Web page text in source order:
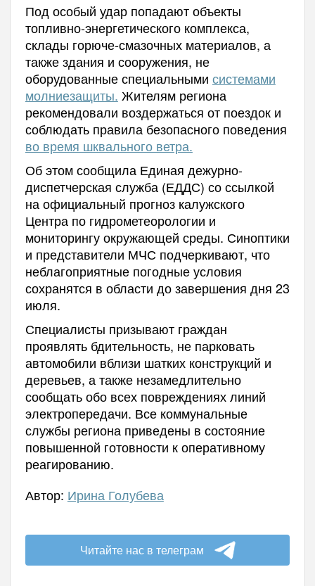
Под особый удар попадают объекты
топливно-энергетического комплекса,
склады горюче-смазочных материалов, а
также здания и сооружения, не
оборудованные специальными системами
молниезащиты. Жителям региона
рекомендовали воздержаться от поездок и
соблюдать правила безопасного поведения
во время шквального ветра.
Об этом сообщила Единая дежурно-
диспетчерская служба (ЕДДС) со ссылкой
на официальный прогноз калужского
Центра по гидрометеорологии и
мониторингу окружающей среды. Синоптики
и представители МЧС подчеркивают, что
неблагоприятные погодные условия
сохранятся в области до завершения дня 23
июля.
Специалисты призывают граждан
проявлять бдительность, не парковать
автомобили вблизи шатких конструкций и
деревьев, а также незамедлительно
сообщать обо всех повреждениях линий
электропередачи. Все коммунальные
службы региона приведены в состояние
повышенной готовности к оперативному
реагированию.
Автор: Ирина Голубева
Читайте нас в телеграм